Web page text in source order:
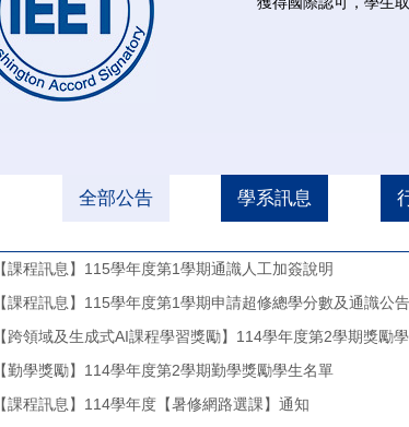
全部公告 學系訊息
【課程訊息】115學年度第1學期通識人工加簽說明
【課程訊息】115學年度第1學期申請超修總學分數及通識公告
【跨領域及生成式AI課程學習獎勵】114學年度第2學期獎勵
【勤學獎勵】114學年度第2學期勤學獎勵學生名單
【課程訊息】114學年度【暑修網路選課】通知